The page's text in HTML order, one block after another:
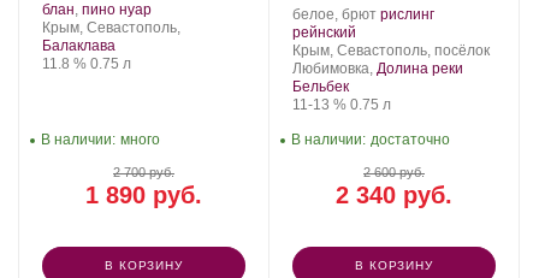
Золотая
Балка.
Сорт
винограда:
блан, пино нуар.
Регион:
Крым, Севастополь,
Балаклава
Крепость
11.8 %. Объем
0.75 л
1 890 руб.
2 700 руб.
В наличии: много
В КОРЗИНУ
Производитель:
Усадьба
Перовских.
белое, брют .
винограда:
рислинг
рейнский
Регион:
Крым, Севастополь, посёлок
Любимовка, Долина реки
Бельбек
Крепость
11-13 %. Объем
0.75 л
2 340 руб.
2 600 руб.
В наличии: достаточно
В КОРЗИНУ